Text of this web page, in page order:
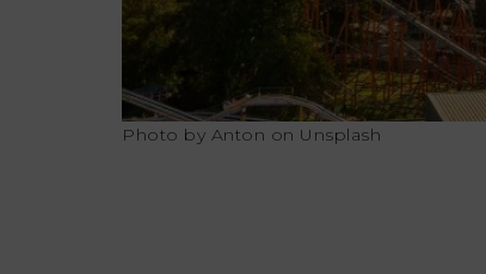
Photo by Anton on Unsplash